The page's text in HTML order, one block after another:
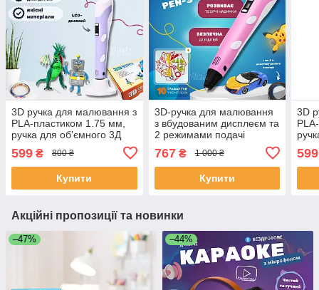
3D ручка для малювання з
PLA-пластиком 1.75 мм,
ручка для обʼємного 3Д
дисплеєм Фіолетова, PEN-
2-Purple
599 ₴ 800 ₴
Купити
3D-ручка для малювання
з вбудованим дисплеєм та
2 режимами подачі
PEN-3-Pink
767₴ 1 000 ₴
Купити
3D
2-
599
Акційні пропозиції та новинки
–47% –44%